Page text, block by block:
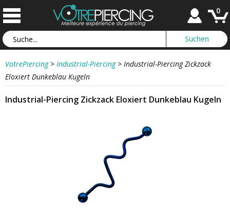
0
VotrePiercing > Industrial-Piercing > Industrial-Piercing Zickzack
Eloxiert Dunkeblau Kugeln
Industrial-Piercing Zickzack Eloxiert Dunkeblau Kugeln